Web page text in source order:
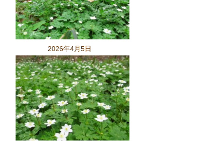
2026年4月5日